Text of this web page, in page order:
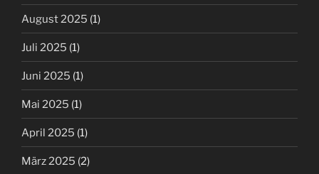
August 2025 (1)
Juli 2025 (1)
Juni 2025 (1)
Mai 2025 (1)
April 2025 (1)
März 2025 (2)